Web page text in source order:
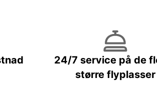
24/7 service på de
større flyplasser